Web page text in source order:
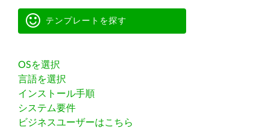
テンプレートを探す
OSを選択
言語を選択
インストール手順
システム要件
ビジネスユーザーはこちら